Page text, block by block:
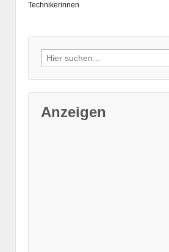
Technikerinnen
Suche nach:
Anzeigen